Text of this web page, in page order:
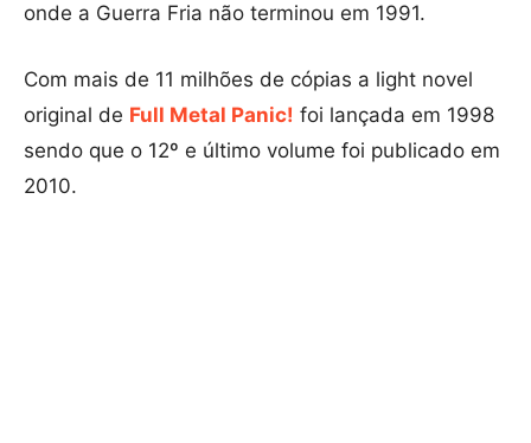
onde a Guerra Fria não terminou em 1991.
Com mais de 11 milhões de cópias a light novel
original de Full Metal Panic! foi lançada em 1998
sendo que o 12º e último volume foi publicado em
2010.